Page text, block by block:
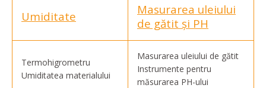
Umiditate
Masurarea uleiului
de gătit și PH
Termohigrometru
Umiditatea materialului
Masurarea uleiului de gătit
Instrumente pentru
măsurarea PH-ului